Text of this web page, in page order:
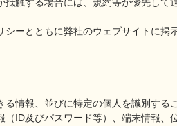
ーとともに弊社のウェブサイトに掲
情報、並びに特定の個人を識別する
ID及びパスワード等）、端末情報、